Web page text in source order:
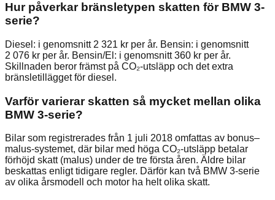
Hur påverkar bränsletypen skatten för BMW 3-
serie?
Diesel: i genomsnitt 2 321 kr per år. Bensin: i genomsnitt
2 076 kr per år. Bensin/El: i genomsnitt 360 kr per år.
Skillnaden beror främst på CO₂-utsläpp och det extra
bränsletillägget för diesel.
Varför varierar skatten så mycket mellan olika
BMW 3-serie?
Bilar som registrerades från 1 juli 2018 omfattas av bonus–
malus-systemet, där bilar med höga CO₂-utsläpp betalar
förhöjd skatt (malus) under de tre första åren. Äldre bilar
beskattas enligt tidigare regler. Därför kan två BMW 3-serie
av olika årsmodell och motor ha helt olika skatt.